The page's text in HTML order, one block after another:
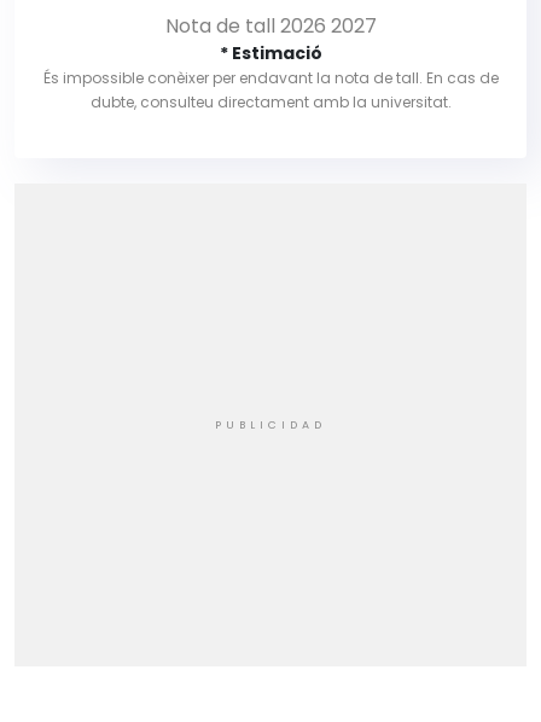
Nota de tall 2026 2027
* Estimació
És impossible conèixer per endavant la nota de tall. En cas de
dubte, consulteu directament amb la universitat.